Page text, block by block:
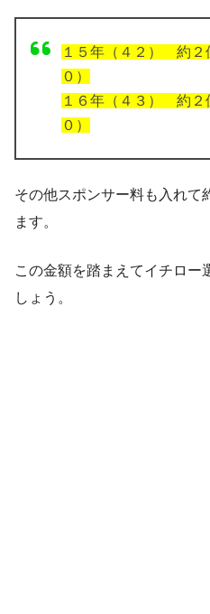
１５年（４２） 約２
０）
１６年（４３） 約２
０）
その他スポンサー料も入れて
ます。
この金額を踏まえてイチロー
しょう。